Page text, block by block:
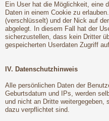
Ein User hat die Möglichkeit, eine
Daten in einem Cookie zu
(verschlüsselt) und der Nick auf
abgelegt. In diesem Fall hat der
sicherzustellen, dass kein Dritter
gespeicherten Userdaten Zugriff
IV. Datenschutzhinweis
Alle persönlichen Daten der
Geburtsdatum und IPs, werden
und nicht an Dritte weitergegeben,
dazu verpflichtet sind.